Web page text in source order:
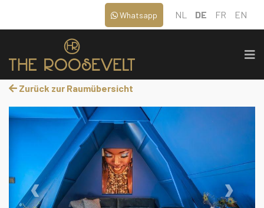
NL DE FR EN
Whatsapp
Zurück zur Raumübersicht
‹ ›